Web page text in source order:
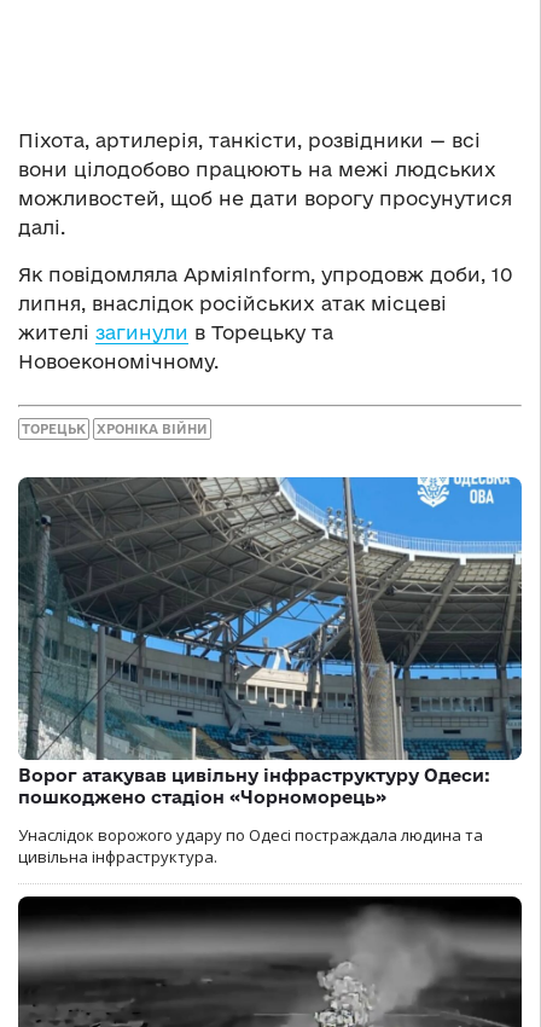
Піхота, артилерія, танкісти, розвідники — всі
вони цілодобово працюють на межі людських
можливостей, щоб не дати ворогу просунутися
далі.
Як повідомляла АрміяInform, упродовж доби, 10
липня, внаслідок російських атак місцеві
жителі загинули в Торецьку та
Новоекономічному.
ТОРЕЦЬК ХРОНІКА ВІЙНИ
Ворог атакував цивільну інфраструктуру Одеси:
пошкоджено стадіон «Чорноморець»
Унаслідок ворожого удару по Одесі постраждала людина та
цивільна інфраструктура.